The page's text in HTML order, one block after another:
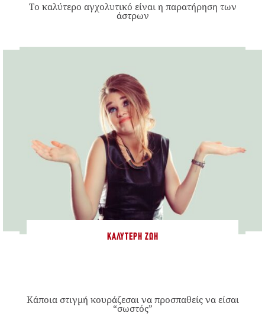
Το καλύτερο αγχολυτικό είναι η παρατήρηση των
άστρων
ΚΑΛΎΤΕΡΗ ΖΩΉ
Κάποια στιγμή κουράζεσαι να προσπαθείς να είσαι
“σωστός”